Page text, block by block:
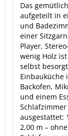
Das
aufgeteilt in
und
einer
Player,
wenig Holz
selbst
Einbauküche
Backofen,
und einem
ausgestattet:
2,00 m –